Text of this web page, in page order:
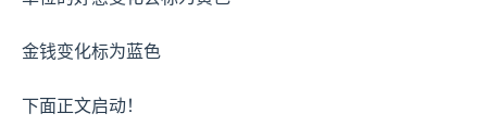
金钱变化标为蓝色
下面正文启动！